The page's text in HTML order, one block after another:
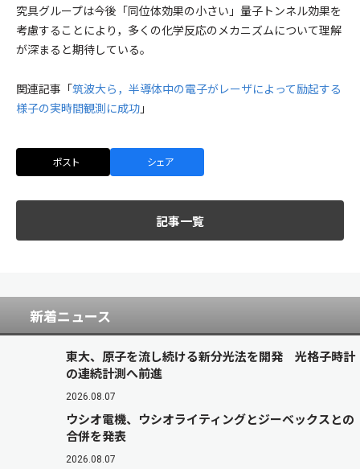
究具グループは今後「同位体効果の小さい」量子トンネル効果を
考慮することにより，多くの化学反応のメカニズムについて理解
が深まると期待している。
関連記事「筑波大ら，半導体中の電子がレーザによって励起する
様子の実時間観測に成功 」
ポスト シェア
記事一覧
新着ニュース
東大、原子を流し続ける新分光法を開発 光格子時計
の連続計測へ前進
2026.08.07
ウシオ電機、ウシオライティングとジーベックスとの
合併を発表
2026.08.07